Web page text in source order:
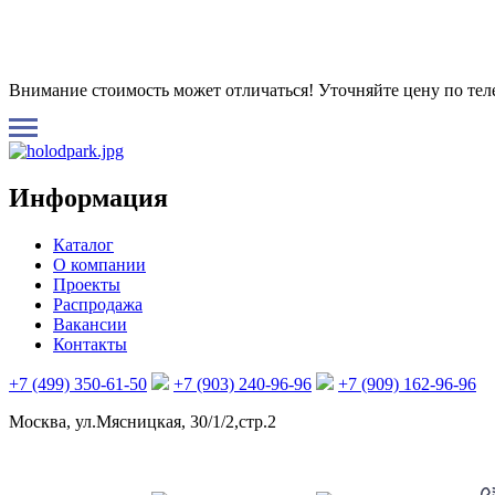
Внимание стоимость может отличаться! Уточняйте цену по
Информация
Каталог
О компании
Проекты
Распродажа
Вакансии
Контакты
+7 (499) 350-61-50 +7 (903) 240-96-96
+7 (909) 162-96-96
Москва, ул.Мясницкая, 30/1/2,стр.2